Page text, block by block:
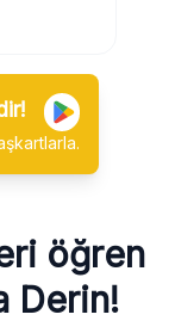
öğren
Derin!